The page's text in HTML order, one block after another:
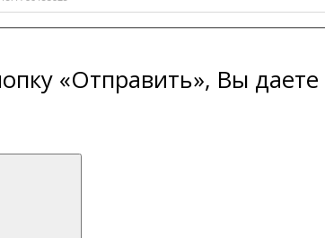
«Отправить», Вы даете